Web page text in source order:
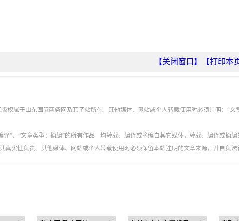
【打印本
【关闭窗口】
权属于山东国际商务网及其子站所有。其他媒体、网站或个人转载使用时必须注明：“文
”、“文章类型：摘编”的所有作品，均转载、编译或摘编自其它媒体，转载、编译或摘编
实性负责。其他媒体、网站或个人转载使用时必须保留本站注明的文章来源，并自负法